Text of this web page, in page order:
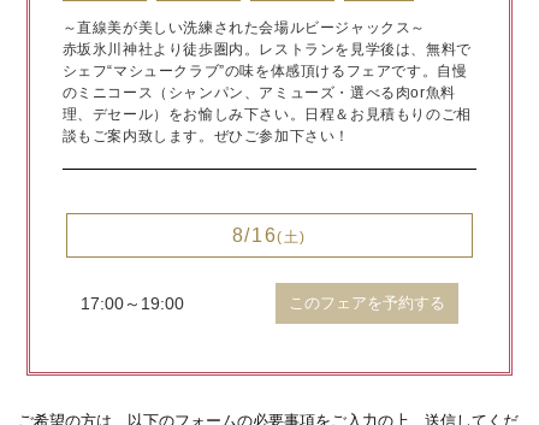
～直線美が美しい洗練された会場ルビージャックス～
赤坂氷川神社より徒歩圏内。レストランを見学後は、無料で
シェフ“マシュークラブ”の味を体感頂けるフェアです。自慢
のミニコース（シャンパン、アミューズ・選べる肉or魚料
理、デセール）をお愉しみ下さい。日程＆お見積もりのご相
談もご案内致します。ぜひご参加下さい！
8/16(土)
17:00～19:00 このフェアを予約する